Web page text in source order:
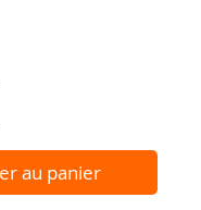
au panier